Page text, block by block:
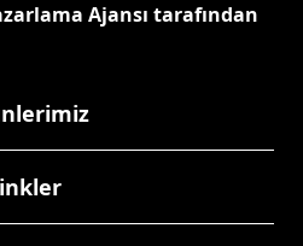
Ajansı tarafından